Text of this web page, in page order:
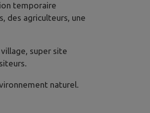
temporaire
des agriculteurs, une
super site
naturel.